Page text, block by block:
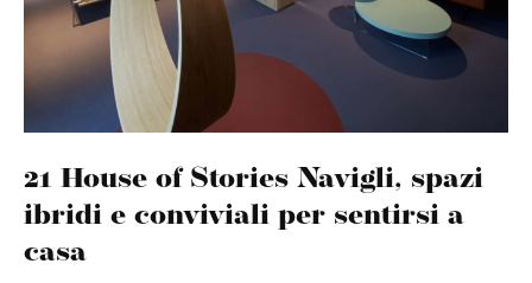
21 House of Stories Navigli, spazi
ibridi e conviviali per sentirsi a
casa